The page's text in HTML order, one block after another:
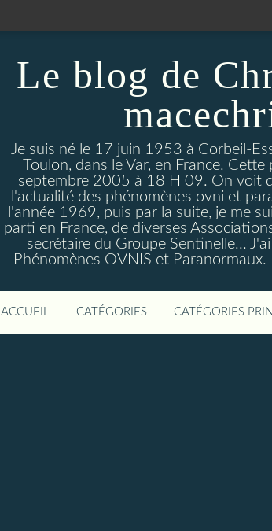
Le blog de
Je suis né le 17 juin 1953 à Corbeil-
Toulon, dans le Var, en France.
septembre 2005 à 18 H 09. On voit
l'actualité des phénomènes ovni et
l'année 1969, puis par la suite, je me
parti en France, de diverses
secrétaire du Groupe Sentinelle...
Phénomènes OVNIS et
ACCUEIL CATÉGORIES CATÉGORIES